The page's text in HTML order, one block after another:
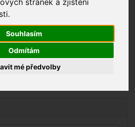
Souhlasím
Odmítám
mé předvolby